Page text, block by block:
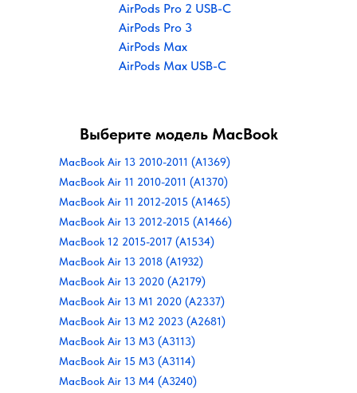
AirPods Pro 2 USB-C
AirPods Pro 3
AirPods Max
AirPods Max USB-C
Выберите модель MacBook
MacBook Air 13 2010-2011 (A1369)
MacBook Air 11 2010-2011 (A1370)
MacBook Air 11 2012-2015 (A1465)
MacBook Air 13 2012-2015 (A1466)
MacBook Air 13 2018 (A1932)
MacBook Air 13 2020 (A2179)
MacBook Air 13 M1 2020 (A2337)
MacBook Air 13 M2 2023 (A2681)
MacBook Air 13 M3 (A3113)
MacBook Air 15 M3 (A3114)
MacBook Air 13 M4 (A3240)
MacBook 12 2015-2017 (A1534)